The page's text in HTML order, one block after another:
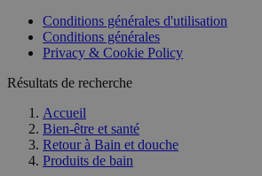
Conditions générales d'utilisation
Conditions générales
Privacy & Cookie Policy
Résultats de recherche
Accueil
Bien-être et santé
Retour à Bain et douche
Produits de bain